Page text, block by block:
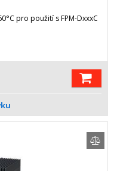
pro použití s FPM-DxxxC